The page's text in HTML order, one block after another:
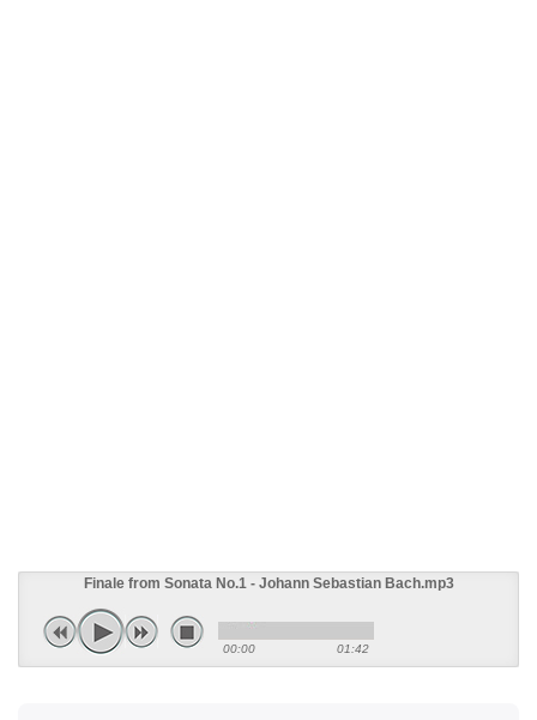
Finale from Sonata No.1 - Johann Sebastian Bach.mp3
00:00 01:42